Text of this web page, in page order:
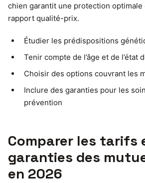
chien garantit une protection
rapport qualité-prix.
Étudier les prédispositions
Tenir compte de l’âge et de l’état
Choisir des options couvrant les
Inclure des garanties pour les
prévention
Comparer les tarifs
garanties des
en 2026